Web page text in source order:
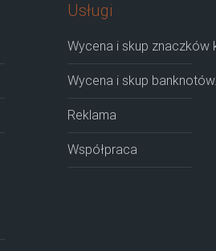
Usługi
Wycena i skup znaczków
Wycena i skup
Reklama
Współpraca